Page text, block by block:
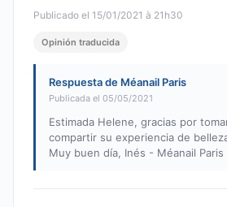
Publicado el 15/01/2021 à 21h30
Opinión traducida
Respuesta de Méanail Paris
Publicada el 05/05/2021
Estimada Helene, gracias por
compartir su experiencia de
Muy buen día, Inés - Méanail Paris